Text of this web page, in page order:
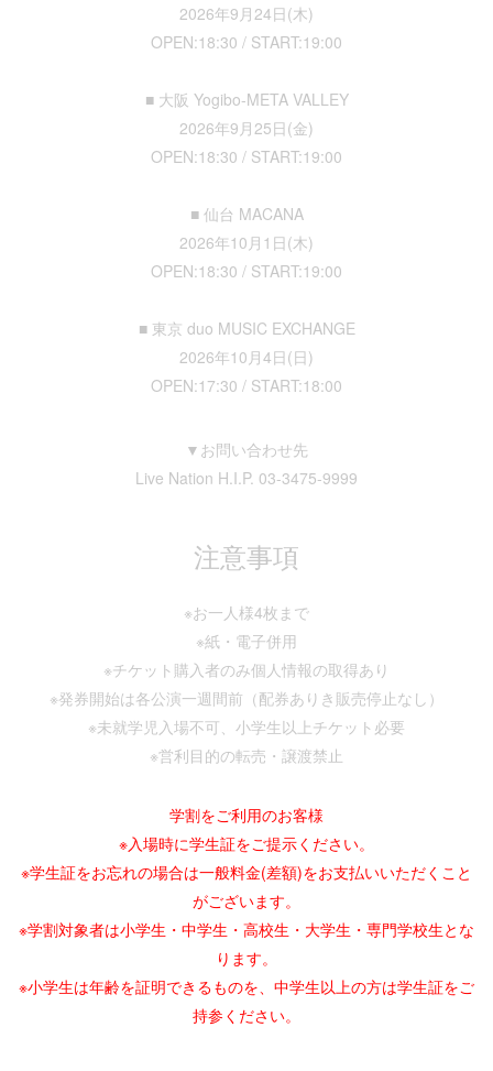
2026年9月24日(木)
OPEN:18:30 / START:19:00
■ 大阪 Yogibo-META VALLEY
2026年9月25日(金)
OPEN:18:30 / START:19:00
■ 仙台 MACANA
2026年10月1日(木)
OPEN:18:30 / START:19:00
■ 東京 duo MUSIC EXCHANGE
2026年10月4日(日)
OPEN:17:30 / START:18:00
▼お問い合わせ先
Live Nation H.I.P. 03-3475-9999
注意事項
※お一人様4枚まで
※紙・電子併用
※チケット購入者のみ個人情報の取得あり
※発券開始は各公演一週間前（配券ありき販売停止なし）
※未就学児入場不可、小学生以上チケット必要
※営利目的の転売・譲渡禁止
学割をご利用のお客様
※入場時に学生証をご提示ください。
※学生証をお忘れの場合は一般料金(差額)をお支払いいただくこと
がございます。
※学割対象者は小学生・中学生・高校生・大学生・専門学校生とな
ります。
※小学生は年齢を証明できるものを、中学生以上の方は学生証をご
持参ください。